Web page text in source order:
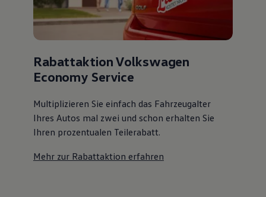
Rabattaktion Volkswagen
Economy Service
Multiplizieren Sie einfach das Fahrzeugalter
Ihres Autos mal zwei und schon erhalten Sie
Ihren prozentualen Teilerabatt.
Mehr zur Rabattaktion erfahren